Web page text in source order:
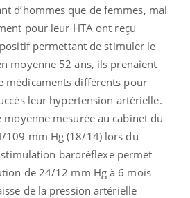
d’hommes que de femmes, mal
pour leur HTA ont reçu
permettant de stimuler le
moyenne 52 ans, ils prenaient
médicaments différents pour
leur hypertension artérielle.
mesurée au cabinet du
109 mm Hg (18/14) lors du
stimulation baroréflexe permet
de 24/12 mm Hg à 6 mois
de la pression artérielle